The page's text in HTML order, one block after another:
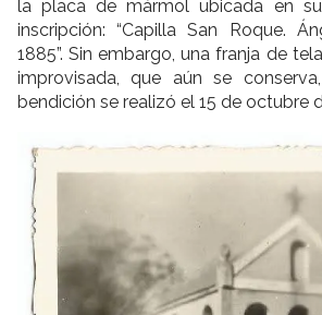
la placa de mármol ubicada en
inscripción: “Capilla San Roque.
1885”. Sin embargo, una franja de
improvisada, que aún se
bendición se realizó el 15 de octubre